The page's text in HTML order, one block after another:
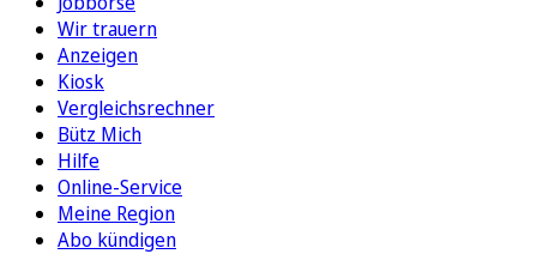
Wir trauern
Anzeigen
Kiosk
Vergleichsrechner
Bütz Mich
Hilfe
Online-Service
Meine Region
Abo kündigen